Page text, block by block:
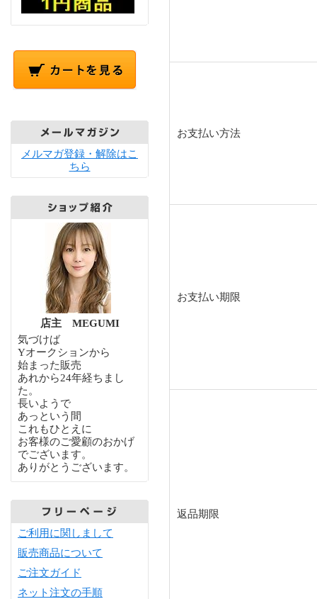
メルマガ登録・解除はこ
ちら
店主 MEGUMI
気づけば
Yオークションから
始まった販売
あれから24年経ちまし
た。
長いようで
あっという間
これもひとえに
お客様のご愛顧のおかげ
でございます。
ありがとうございます。
ご利用に関しまして
販売商品について
ご注文ガイド
ネット注文の手順
お支払い方法
お支払い期限
返品期限